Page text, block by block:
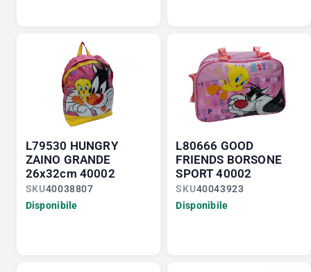
L79530 HUNGRY
ZAINO GRANDE
26x32cm 40002
SKU40038807
Disponibile
L80666 GOOD
FRIENDS BORSONE
SPORT 40002
SKU40043923
Disponibile